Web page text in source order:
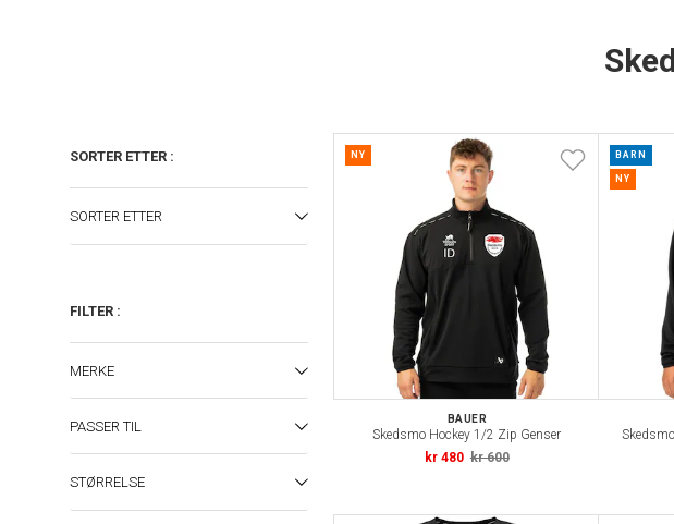
SORTER ETTER :
SORTER ETTER
FILTER :
MERKE
PASSER TIL
STØRRELSE
NY
BAUER
Skedsmo Hockey 1/2 Zip Genser
kr 480 kr 600
BARN
NY